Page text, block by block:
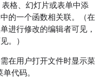
格、幻灯片或表单中添
的一个函数相关联。（在
进行修改的编辑者可见，
。）
在用户打开文件时显示菜
代码。